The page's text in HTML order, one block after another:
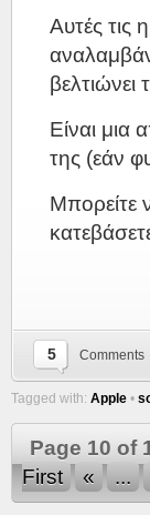
Αυτές τις
Είναι μια
της (εάν
Μπορείτε
5 Comments
Tagged with: Apple •
Page 10 of
First
« ...